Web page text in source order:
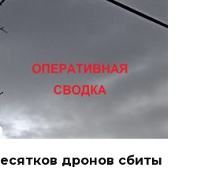
дронов сбиты